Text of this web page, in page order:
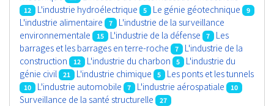
12 L'industrie hydroélectrique 5 Le génie géotechnique 9
L'industrie alimentaire 7
L'industrie de la surveillance
environnementale
15 L'industrie de la défense 7
Les
barrages et les barrages en terre-roche
7
L'industrie de la
construction
12 L'industrie du charbon 5
L'industrie du
génie civil
21 L'industrie chimique 5 Les ponts et les tunnels
10 L'industrie automobile 7 L'industrie aérospatiale 10
Surveillance de la santé structurelle 27